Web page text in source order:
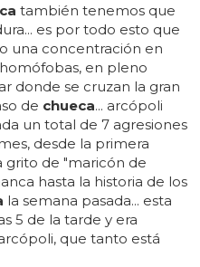
también tenemos que
es por todo esto que
una concentración en
en pleno
donde se cruzan la gran
de chueca... arcópoli
un total de 7 agresiones
desde la primera
grito de "maricón de
hasta la historia de los
la semana pasada... esta
5 de la tarde y era
que tanto está